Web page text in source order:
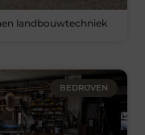
landbouwtechniek
BEDRIJVEN